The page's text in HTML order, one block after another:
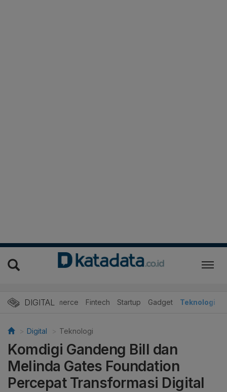
DIGITAL
E-Commerce Fintech Startup Gadget Teknologi
Digital Teknologi
Komdigi Gandeng Bill dan
Melinda Gates Foundation
Percepat Transformasi Digital